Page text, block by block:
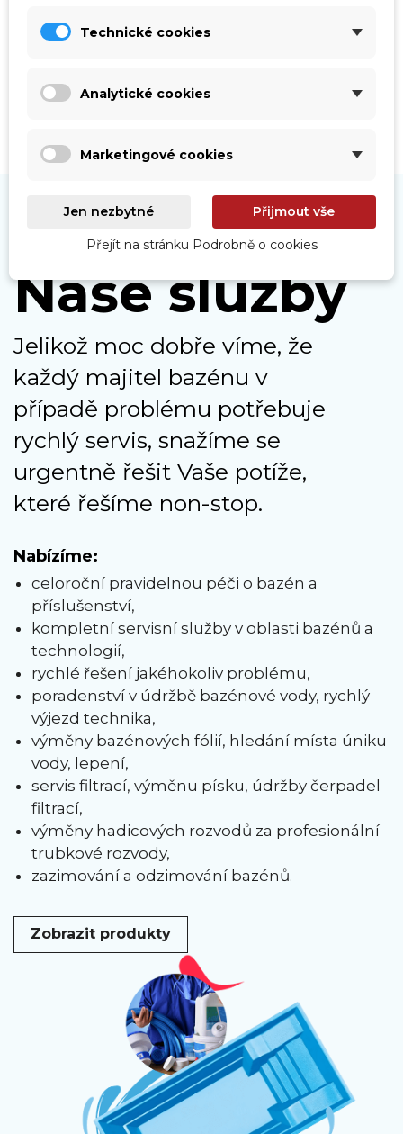
Prohlédnout
Naše služby
Jelikož moc dobře víme, že
každý majitel bazénu v
případě problému potřebuje
rychlý servis, snažíme se
urgentně řešit Vaše potíže,
které řešíme non-stop.
Nabízíme:
celoroční pravidelnou péči o bazén a
příslušenství,
kompletní servisní služby v oblasti bazénů a
technologií,
rychlé řešení jakéhokoliv problému,
poradenství v údržbě bazénové vody, rychlý
výjezd technika,
výměny bazénových fólií, hledání místa úniku
vody, lepení,
servis filtrací, výměnu písku, údržby čerpadel
filtrací,
výměny hadicových rozvodů za profesionální
trubkové rozvody,
zazimování a odzimování bazénů.
Zobrazit produkty
Technické cookies
Analytické cookies
Marketingové cookies
Jen nezbytné Přijmout vše
Přejít na stránku Podrobně o cookies